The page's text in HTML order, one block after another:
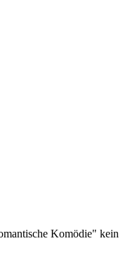
Komödie" kein